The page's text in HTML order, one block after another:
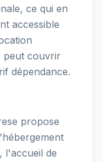
ce qui en
accessible
peut couvrir
dépendance.
propose
l'accueil de